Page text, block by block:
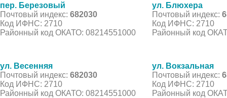
пер. Березовый
Почтовый индекс: 682030
Код ИФНС: 2710
Районный код ОКАТО: 08214551000
ул. Блюхера
Почтовый индекс:
Код ИФНС: 2710
Районный код
ул. Весенняя
Почтовый индекс: 682030
Код ИФНС: 2710
Районный код ОКАТО: 08214551000
ул. Вокзальная
Почтовый индекс:
Код ИФНС: 2710
Районный код